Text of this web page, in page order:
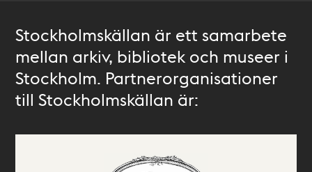
Stockholmskällan är ett samarbete
mellan arkiv, bibliotek och museer i
Stockholm. Partnerorganisationer
till Stockholmskällan är: